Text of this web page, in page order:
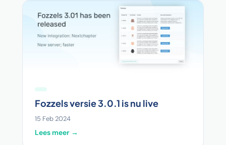
Fozzels versie 3.0.1 is nu live
15 Feb 2024
Lees meer →